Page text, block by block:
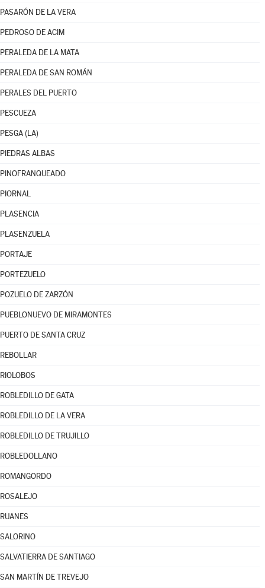
PASARÓN DE LA VERA
PEDROSO DE ACIM
PERALEDA DE LA MATA
PERALEDA DE SAN ROMÁN
PERALES DEL PUERTO
PESCUEZA
PESGA (LA)
PIEDRAS ALBAS
PINOFRANQUEADO
PIORNAL
PLASENCIA
PLASENZUELA
PORTAJE
PORTEZUELO
POZUELO DE ZARZÓN
PUEBLONUEVO DE MIRAMONTES
PUERTO DE SANTA CRUZ
REBOLLAR
RIOLOBOS
ROBLEDILLO DE GATA
ROBLEDILLO DE LA VERA
ROBLEDILLO DE TRUJILLO
ROBLEDOLLANO
ROMANGORDO
ROSALEJO
RUANES
SALORINO
SALVATIERRA DE SANTIAGO
SAN MARTÍN DE TREVEJO